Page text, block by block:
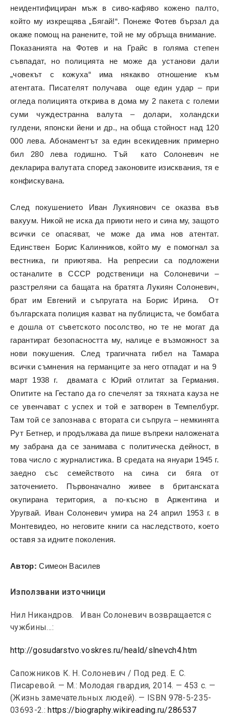
неидентифициран мъж в сиво-кафяво кожено палто,
който му изкрещява „Бягай!“. Понеже Фотев бързал да
окаже помощ на ранените, той не му обръща внимание.
Показанията на Фотев и на Грайс в голяма степен
съвпадат, но полицията не може да установи дали
„човекът с кожуха“ има някакво отношение към
атентата. Писателят получава още един удар – при
огледа полицията открива в дома му 2 пакета с големи
суми чуждестранна валута – долари, холандски
гулдени, японски йени и др., на обща стойност над 120
000 лева. Абонаментът за един всекидевник примерно
бил 280 лева годишно. Тъй като Солоневич не
декларира валутата според законовите изисквания, тя е
конфискувана.
След покушението Иван Лукиянович се оказва във
вакуум. Никой не иска да приюти него и сина му, защото
всички се опасяват, че може да има нов атентат.
Единствен Борис Калинников, който му е помогнал за
вестника, ги приютява. На репресии са подложени
останалите в СССР родственици на Солоневичи –
разстреляни са бащата на братята Лукиян Солоневич,
брат им Евгений и съпругата на Борис Ирина. От
българската полиция казват на публициста, че бомбата
е дошла от съветското посолство, но те не могат да
гарантират безопасността му, налице е възможност за
нови покушения. След трагичната гибел на Тамара
всички съмнения на германците за него отпадат и на 9
март 1938 г. двамата с Юрий отлитат за Германия.
Опитите на Гестапо да го спечелят за тяхната кауза не
се увенчават с успех и той е затворен в Темпелбург.
Там той се запознава с втората си съпруга – немкинята
Рут Бетнер, и продължава да пише въпреки наложената
му забрана да се занимава с политическа дейност, в
това число с журналистика. В средата на януари 1945 г.
заедно със семейството на сина си бяга от
заточението. Първоначално живее в британската
окупирана територия, а по-късно в Аржентина и
Уругвай. Иван Солоневич умира на 24 април 1953 г. в
Монтевидео, но неговите книги са наследството, което
оставя за идните поколения.
Автор: Симеон Василев
Използвани източници
Нил Никандров. Иван Солоневич возвращается с
чужбины…:
http://gosudarstvo.voskres.ru/heald/slnevch4.htm
Сапожников К. Н. Солоневич / Под ред. Е. С.
Писаревой. — М.: Молодая гвардия, 2014. — 453 с. —
(Жизнь замечательных людей). — ISBN 978-5-235-
03693-2.: https://biography.wikireading.ru/286537